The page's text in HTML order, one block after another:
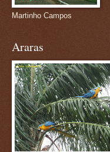
Martinho Campos
Araras